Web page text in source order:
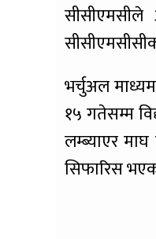
भर्चुअल
१५ गतेसम्म
लम्ब्याएर
सिफारिस